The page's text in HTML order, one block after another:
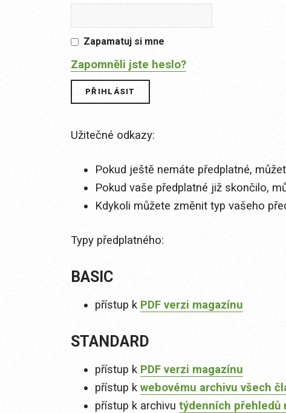
Zapamatuj si mne
Zapomněli jste heslo?
Užitečné odkazy:
Pokud ještě nemáte předplatné,
Pokud vaše předplatné již skončilo,
Kdykoli můžete změnit typ vašeho
Typy předplatného:
BASIC
přístup k PDF verzi magazínu
STANDARD
přístup k PDF verzi magazínu
přístup k webovému archivu všech
přístup k archivu týdenních přehledů